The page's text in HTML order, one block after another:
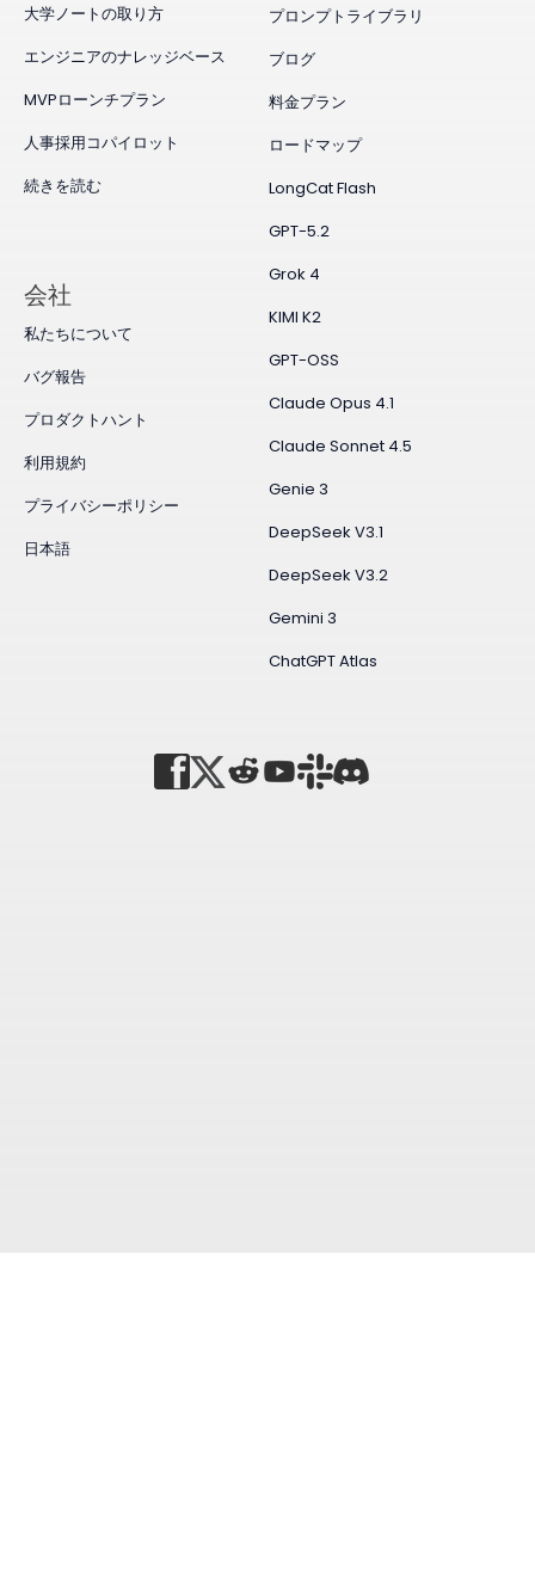
大学ノートの取り方
エンジニアのナレッジベース
MVPローンチプラン
人事採用コパイロット
続きを読む
プロンプトライブラリ
ブログ
料金プラン
ロードマップ
LongCat Flash
GPT-5.2
Grok 4
KIMI K2
GPT-OSS
Claude Opus 4.1
Claude Sonnet 4.5
Genie 3
DeepSeek V3.1
DeepSeek V3.2
Gemini 3
ChatGPT Atlas
会社
私たちについて
バグ報告
プロダクトハント
利用規約
プライバシーポリシー
日本語